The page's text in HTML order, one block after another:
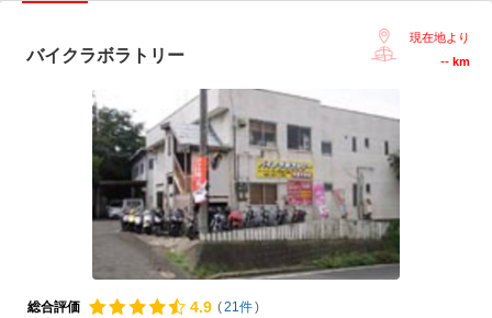
バイクラボラトリー
現在地より
-- km
総合評価 4.9 (21件)